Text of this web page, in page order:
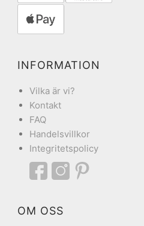
INFORMATION
Vilka är vi?
Kontakt
FAQ
Handelsvillkor
Integritetspolicy
OM OSS